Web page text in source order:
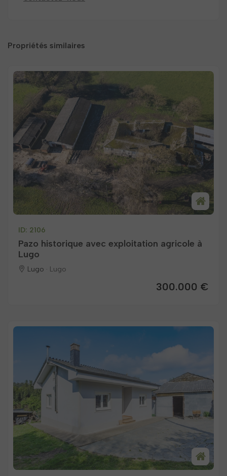
Propriétés similaires
ID: 2106
Pazo historique avec exploitation agricole à
Lugo
Lugo · Lugo
300.000 €